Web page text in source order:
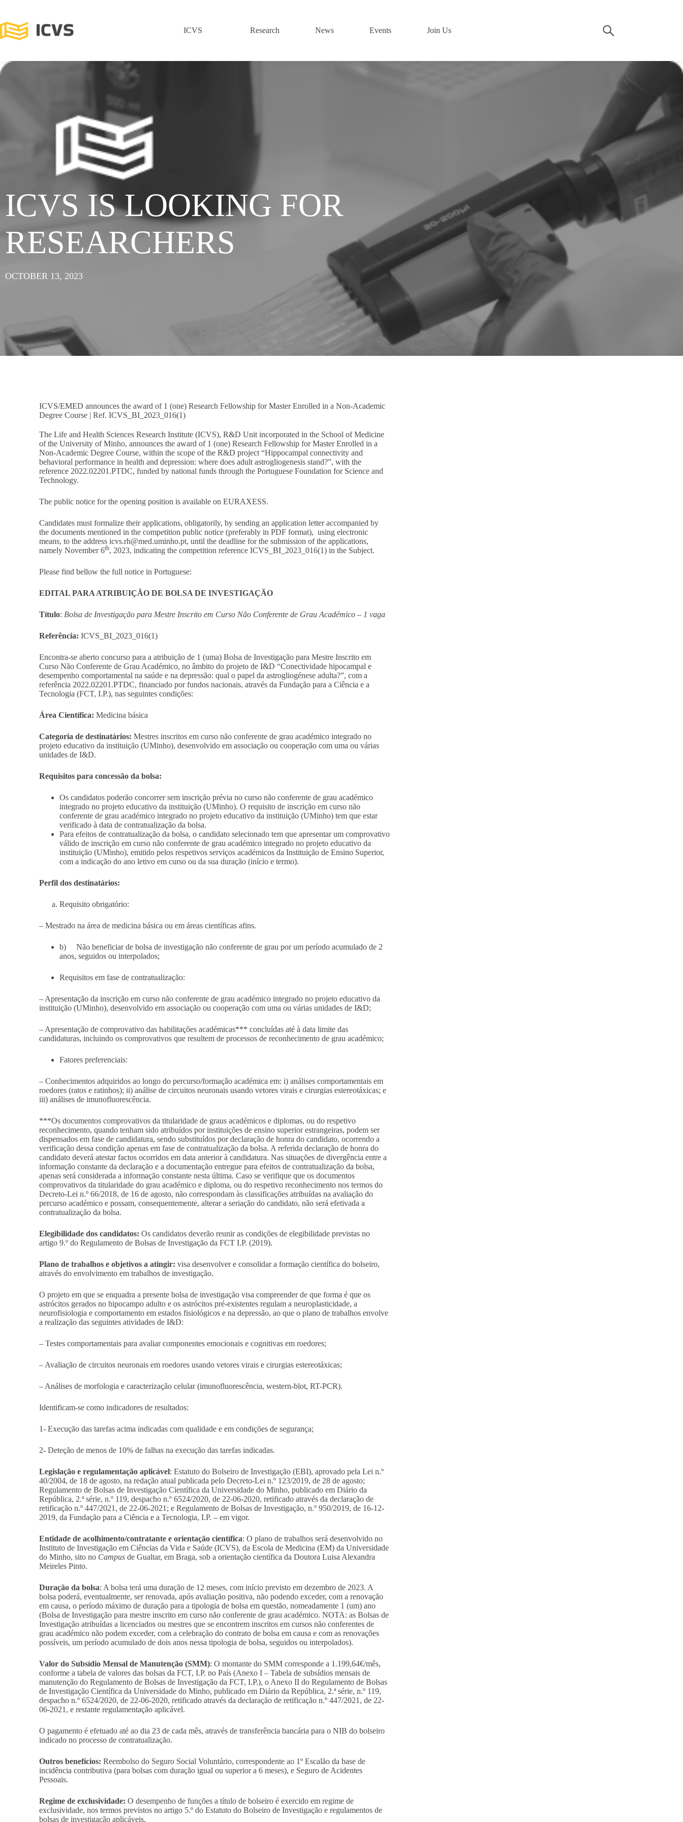
ICVS Research News Events Join Us
ICVS IS LOOKING FOR
RESEARCHERS
OCTOBER 13, 2023
ICVS/EMED announces the award of 1 (one) Research Fellowship for Master Enrolled in a Non-Academic
Degree Course | Ref. ICVS_BI_2023_016(1)
The Life and Health Sciences Research Institute (ICVS), R&D Unit incorporated in the School of Medicine
of the University of Minho, announces the award of 1 (one) Research Fellowship for Master Enrolled in a
Non-Academic Degree Course, within the scope of the R&D project “Hippocampal connectivity and
behavioral performance in health and depression: where does adult astrogliogenesis stand?”, with the
reference 2022.02201.PTDC, funded by national funds through the Portuguese Foundation for Science and
Technology.
The public notice for the opening position is available onEURAXESS.
Candidates must formalize their applications, obligatorily, by sending an application letter accompanied by
the documents mentioned in the competition public notice (preferably in PDF format), using electronic
means, to the addressicvs.rh@med.uminho.pt, until the deadline for the submission of the applications,
namely November 6th, 2023, indicating the competition reference ICVS_BI_2023_016(1) in the Subject.
Please find bellow the full notice in Portuguese:
EDITAL PARA ATRIBUIÇÃO DE BOLSA DE INVESTIGAÇÃO
Título: Bolsa de Investigação para Mestre Inscrito em Curso Não Conferente de Grau Académico– 1 vaga
Referência:ICVS_BI_2023_016(1)
Encontra-se aberto concurso para a atribuição de 1 (uma) Bolsa de Investigação para Mestre Inscrito em
Curso Não Conferente de Grau Académico, no âmbito do projeto de I&D “Conectividade hipocampal e
desempenho comportamental na saúde e na depressão: qual o papel da astrogliogénese adulta?”, com a
referência 2022.02201.PTDC, financiado por fundos nacionais, através da Fundação para a Ciência e a
Tecnologia (FCT, I.P.), nas seguintes condições:
Área Científica: Medicina básica
Categoria de destinatários: Mestres inscritos em curso não conferente de grau académico integrado no
projeto educativo da instituição (UMinho), desenvolvido em associação ou cooperação com uma ou várias
unidades de I&D.
Requisitos para concessão da bolsa:
Os candidatos poderão concorrer sem inscrição prévia no curso não conferente de grau académico
integrado no projeto educativo da instituição (UMinho). O requisito de inscrição em curso não
conferente de grau académico integrado no projeto educativo da instituição (UMinho) tem que estar
verificado à data de contratualização da bolsa.
Para efeitos de contratualização da bolsa, o candidato selecionado tem que apresentar um comprovativo
válido de inscrição em curso não conferente de grau académico integrado no projeto educativo da
instituição (UMinho), emitido pelos respetivos serviços académicos da Instituição de Ensino Superior,
com a indicação do ano letivo em curso ou da sua duração (início e termo).
Perfil dos destinatários:
Requisito obrigatório:
– Mestrado na área de medicina básica ou em áreas científicas afins.
b) Não beneficiar de bolsa de investigação não conferente de grau por um período acumulado de 2
anos, seguidos ou interpolados;
Requisitos em fase de contratualização:
– Apresentação dainscrição em curso não conferente de grau académico integrado no projeto educativo da
instituição (UMinho), desenvolvido em associação ou cooperação com uma ou várias unidades de I&D;
– Apresentação de comprovativo dashabilitações académicas*** concluídas até à data limite das
candidaturas, incluindo os comprovativos que resultem de processos de reconhecimento de grau académico;
Fatores preferenciais:
– Conhecimentos adquiridos ao longo do percurso/formação académica em: i) análises comportamentais em
roedores (ratos e ratinhos); ii) análise de circuitos neuronais usando vetores virais e cirurgias estereotáxicas; e
iii) análises de imunofluorescência.
***Os documentos comprovativos da titularidade de graus académicos e diplomas, ou do respetivo
reconhecimento, quando tenham sido atribuídos por instituições de ensino superior estrangeiras, podem ser
dispensados em fase de candidatura, sendo substituídos por declaração de honra do candidato, ocorrendo a
verificação dessa condição apenas em fase de contratualização da bolsa. A referida declaração de honra do
candidato deverá atestar factos ocorridos em data anterior à candidatura. Nas situações de divergência entre a
informação constante da declaração e a documentação entregue para efeitos de contratualização da bolsa,
apenas será considerada a informação constante nesta última. Caso se verifique que os documentos
comprovativos da titularidade do grau académico e diploma, ou do respetivo reconhecimento nos termos do
Decreto-Lei n.º 66/2018, de 16 de agosto, não correspondam às classificações atribuídas na avaliação do
percurso académico e possam, consequentemente, alterar a seriação do candidato, não será efetivada a
contratualização da bolsa.
Elegibilidade dos candidatos: Os candidatos deverão reunir as condições de elegibilidade previstas no
artigo 9.º do Regulamento de Bolsas de Investigação da FCT I.P. (2019).
Plano de trabalhos e objetivos a atingir:visa desenvolver e consolidar a formação científica do bolseiro,
através do envolvimento em trabalhos de investigação.
O projeto em que se enquadra a presente bolsa de investigação visa compreender de que forma é que os
astrócitos gerados no hipocampo adulto e os astrócitos pré-existentes regulam a neuroplasticidade, a
neurofisiologia e comportamento em estados fisiológicos e na depressão, ao que o plano de trabalhos envolve
a realização das seguintes atividades de I&D:
– Testes comportamentais para avaliar componentes emocionais e cognitivas em roedores;
– Avaliação de circuitos neuronais em roedores usando vetores virais e cirurgias estereotáxicas;
– Análises de morfologia e caracterização celular (imunofluorescência, western-blot, RT-PCR).
Identificam-se como indicadores de resultados:
1- Execução das tarefas acima indicadas com qualidade e em condições de segurança;
2- Deteção de menos de 10% de falhas na execução das tarefas indicadas.
Legislação e regulamentação aplicável: Estatuto do Bolseiro de Investigação (EBI), aprovado pela Lei n.º
40/2004, de 18 de agosto, na redação atual publicada pelo Decreto-Lei n.º 123/2019, de 28 de agosto;
Regulamento de Bolsas de Investigação Científica da Universidade do Minho, publicado em Diário da
República, 2.ª série, n.º 119, despacho n.º 6524/2020, de 22-06-2020, retificado através da declaração de
retificação n.º 447/2021, de 22-06-2021; e Regulamento de Bolsas de Investigação, n.º 950/2019, de 16-12-
2019, da Fundação para a Ciência e a Tecnologia, I.P. – em vigor.
Entidade de acolhimento/contratante e orientação científica: O plano de trabalhos será desenvolvido no
Instituto de Investigação em Ciências da Vida e Saúde (ICVS), da Escola de Medicina (EM) da Universidade
do Minho, sito no Campus de Gualtar, em Braga, sob a orientação científicada Doutora Luisa Alexandra
Meireles Pinto.
Duração da bolsa: A bolsa terá uma duração de 12 meses, com início previsto em dezembro de 2023. A
bolsa poderá, eventualmente, ser renovada, após avaliação positiva, não podendo exceder, com a renovação
em causa, o período máximo de duração para a tipologia de bolsa em questão, nomeadamente 1 (um) ano
(Bolsa de Investigação para mestre inscrito em curso não conferente de grau académico. NOTA: as Bolsas de
Investigação atribuídas a licenciados ou mestres que se encontrem inscritos em cursos não conferentes de
grau académico não podem exceder, com a celebração do contrato de bolsa em causa e com as renovações
possíveis, um período acumulado de dois anos nessa tipologia de bolsa, seguidos ou interpolados).
Valor do Subsídio Mensal de Manutenção (SMM): O montante do SMM corresponde a 1.199,64€/mês,
conforme a tabela de valores das bolsas da FCT, I.P. no País (Anexo I – Tabela de subsídios mensais de
manutenção do Regulamento de Bolsas de Investigação da FCT, I.P.), o Anexo II do Regulamento de Bolsas
de Investigação Científica da Universidade do Minho, publicado em Diário da República, 2.ª série, n.º 119,
despacho n.º 6524/2020, de 22-06-2020, retificado através da declaração de retificação n.º 447/2021, de 22-
06-2021, e restante regulamentação aplicável.
O pagamento é efetuado até ao dia 23 de cada mês, através de transferência bancária para o NIB do bolseiro
indicado no processo de contratualização.
Outros benefícios: Reembolso do Seguro Social Voluntário, correspondente ao 1º Escalão da base de
incidência contributiva (para bolsas com duração igual ou superior a 6 meses), e Seguro de Acidentes
Pessoais.
Regime de exclusividade:O desempenho de funções a título de bolseiro é exercido em regime de
exclusividade, nos termos previstos no artigo 5.º do Estatuto do Bolseiro de Investigação e regulamentos de
bolsas de investigação aplicáveis.